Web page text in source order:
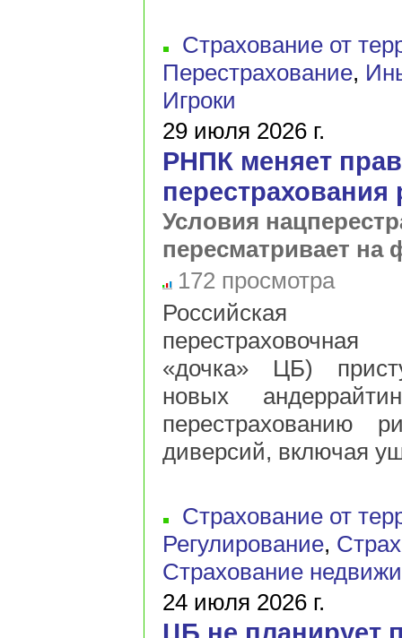
Страхование от
Перестрахование,
Игроки
29 июля 2026 г.
РНПК меняет
Условия
пересматривает на
172 просмотра
Российская
«дочка» ЦБ)
новых
перестрахованию
диверсий, включая
Страхование от
Регулирование,
Страхование
24 июля 2026 г.